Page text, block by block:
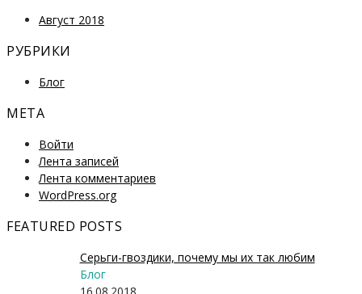
Август 2018
РУБРИКИ
Блог
МЕТА
Войти
Лента записей
Лента комментариев
WordPress.org
FEATURED POSTS
Серьги-гвоздики, почему мы их так любим
Блог